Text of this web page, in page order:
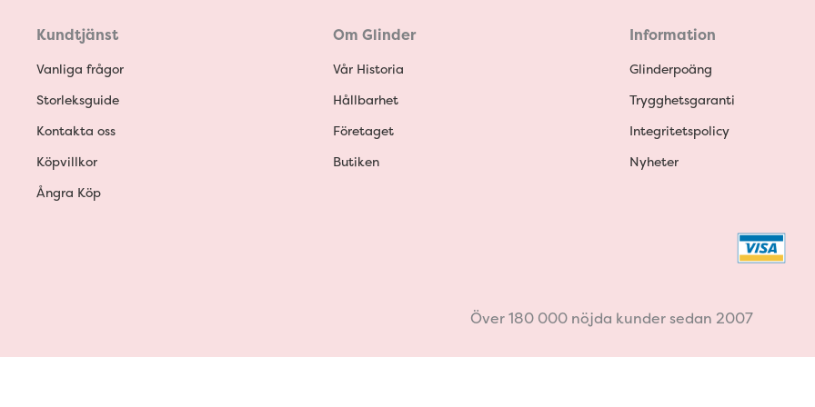
Kundtjänst
Vanliga frågor
Storleksguide
Kontakta oss
Köpvillkor
Ångra Köp
Om Glinder
Vår Historia
Hållbarhet
Företaget
Butiken
Information
Glinderpoäng
Trygghetsgaranti
Integritetspolicy
Nyheter
Över 180 000 nöjda kunder sedan 2007